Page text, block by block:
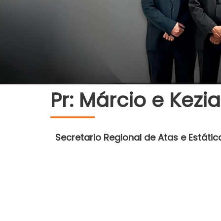
Pr: Márcio e Kezia
Secretario Regional de Atas e